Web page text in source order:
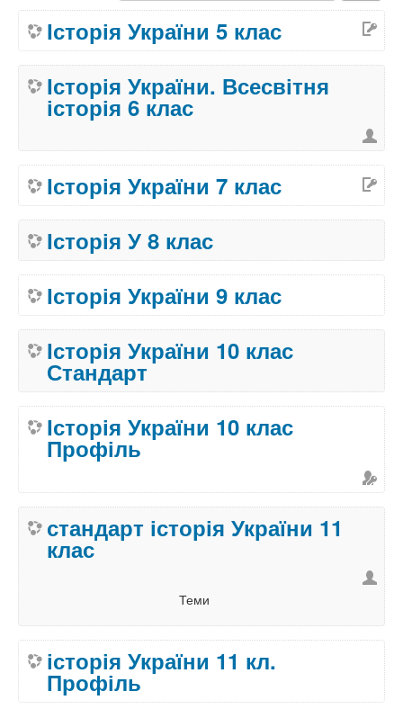
Історія України 5 клас
Історія України. Всесвітня
історія 6 клас
Історія України 7 клас
Історія У 8 клас
Історія України 9 клас
Історія України 10 клас
Стандарт
Історія України 10 клас
Профіль
стандарт історія України 11
клас
Теми
історія України 11 кл.
Профіль